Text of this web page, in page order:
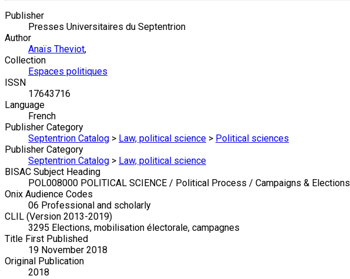
Publisher
Presses Universitaires du Septentrion
Author
Anaïs Theviot,
Collection
Espaces politiques
ISSN
17643716
Language
French
Publisher Category
Septentrion Catalog > Law, political science > Political sciences
Publisher Category
Septentrion Catalog > Law, political science
BISAC Subject Heading
POL008000 POLITICAL SCIENCE / Political Process / Campaigns & Elections
Onix Audience Codes
06 Professional and scholarly
CLIL (Version 2013-2019)
3295 Elections, mobilisation électorale, campagnes
Title First Published
19 November 2018
Original Publication
2018